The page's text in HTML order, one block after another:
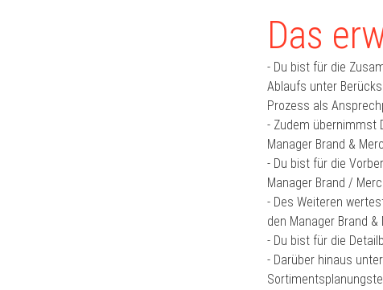
Das
- Du bist für die
Ablaufs unter
Prozess als
- Zudem übernimmst
Manager Brand &
- Du bist für die
Manager Brand /
- Des Weiteren
den Manager Brand &
- Du bist für die
- Darüber hinaus